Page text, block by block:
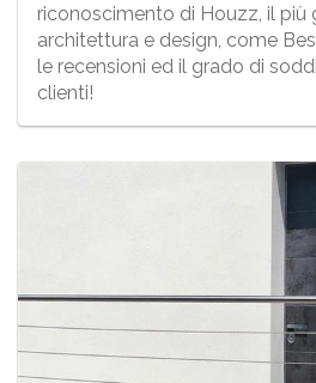
riconoscimento di Houzz, il più
architettura e design, come
le recensioni ed il grado di
clienti!